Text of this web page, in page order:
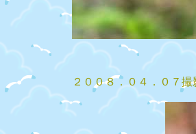
２００８．０４．０７